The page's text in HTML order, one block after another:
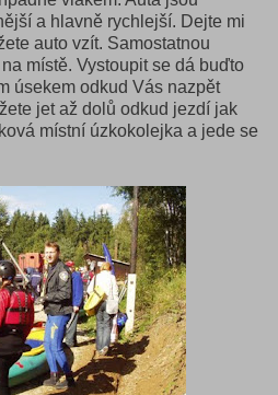
a hlavně rychlejší. Dejte mi
auto vzít. Samostatnou
místě. Vystoupit se dá buďto
úsekem odkud Vás nazpět
jet až dolů odkud jezdí jak
místní úzkokolejka a jede se